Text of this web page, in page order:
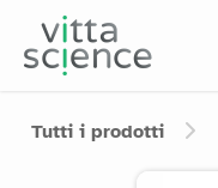
Tutti i prodotti